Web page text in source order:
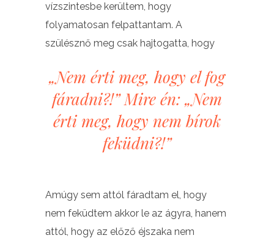
vízszintesbe kerültem, hogy
folyamatosan felpattantam. A
szülésznő meg csak hajtogatta, hogy
„Nem érti meg, hogy el fog
fáradni?!” Mire én: „Nem
érti meg, hogy nem bírok
feküdni?!”
Amúgy sem attól fáradtam el, hogy
nem feküdtem akkor le az ágyra, hanem
attól, hogy az előző éjszaka nem